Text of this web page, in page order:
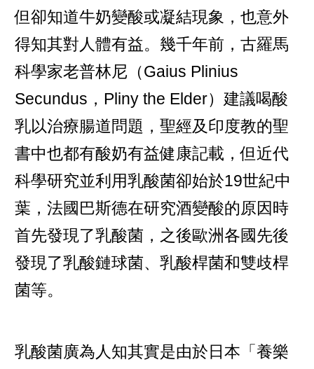
但卻知道牛奶變酸或凝結現象，也意外
得知其對人體有益。幾千年前，古羅馬
科學家老普林尼（Gaius Plinius
Secundus，Pliny the Elder）建議喝酸
乳以治療腸道問題，聖經及印度教的聖
書中也都有酸奶有益健康記載，但近代
科學研究並利用乳酸菌卻始於19世紀中
葉，法國巴斯德在研究酒變酸的原因時
首先發現了乳酸菌，之後歐洲各國先後
發現了乳酸鏈球菌、乳酸桿菌和雙歧桿
菌等。
乳酸菌廣為人知其實是由於日本「養樂